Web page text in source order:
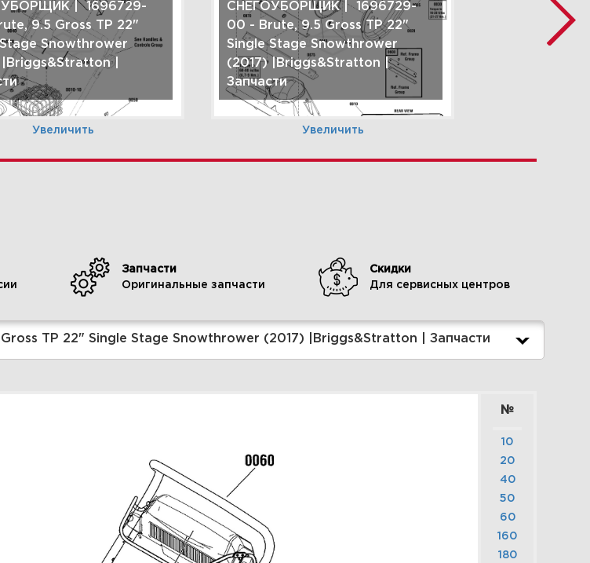
| 1696729-
9.5 Gross TP 22"
Snowthrower
|Briggs&Stratton |
Увеличить
СНЕГОУБОРЩИК | 1696729-
00 - Brute, 9.5 Gross TP 22"
Single Stage Snowthrower
(2017) |Briggs&Stratton |
Запчасти
Увеличить
| 1696729-
9.5 Gross TP 22"
Stage Snowthrower
|Briggs&Stratton |
Group | СНЕГОУБОРЩИК |
1696729-00 - Brute, 9.5 Gross
TP 22" Single Stage
Snowthrower (2017)
|Briggs&Stratton | Запчасти
| 1696729-
9.5 Gross TP 22"
Stage Snowthrower
3 Chute Group - Manual |
СНЕГОУБОРЩИК | 1696729-
00 - Brute, 9.5 Gross TP 22"
Single Stage Snowthrower
Запчасти
Оригинальные запчасти
Скидки
Для сервисных центров
9.5 Gross TP 22" Single Stage Snowthrower (2017) |Briggs&Stratton | Запчасти
№
10
20
40
50
60
160
180